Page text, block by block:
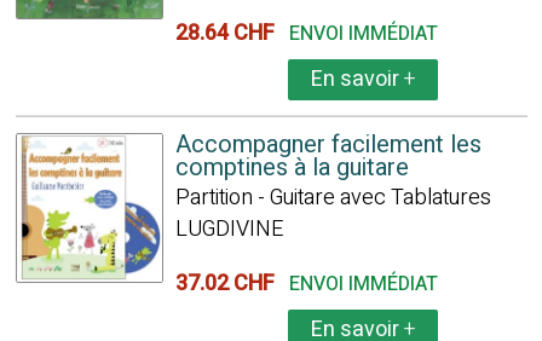
28.64 CHF ENVOI IMMÉDIAT
En savoir+
Accompagner facilement les
comptines à la guitare
Partition - Guitare avec Tablatures
LUGDIVINE
37.02 CHF ENVOI IMMÉDIAT
En savoir+